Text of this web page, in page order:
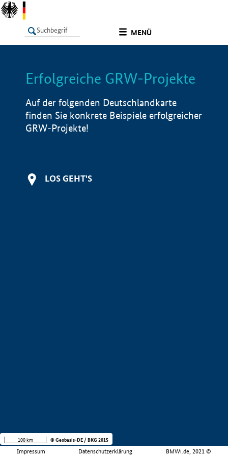
MENÜ
LISTE Info
Erfolgreiche GRW-Projekte
Auf der folgenden Deutschlandkarte
finden Sie konkrete Beispiele erfolgreicher
GRW-Projekte!
LOS GEHT'S
Impressum Datenschutzerklärung BMWi.de, 2021 ©
100 km © Geobasis-DE / BKG 2015